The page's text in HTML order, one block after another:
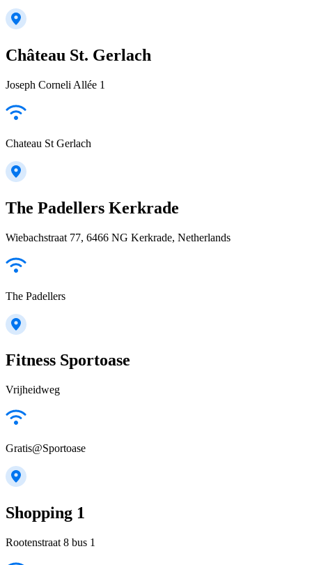
Château St. Gerlach
Joseph Corneli Allée 1
Chateau St Gerlach
The Padellers Kerkrade
Wiebachstraat 77, 6466 NG Kerkrade, Netherlands
The Padellers
Fitness Sportoase
Vrijheidweg
Gratis@Sportoase
Shopping 1
Rootenstraat 8 bus 1